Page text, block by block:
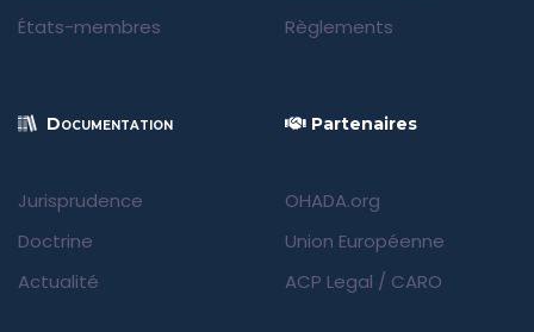
États-membres
Règlements
Documentation
Jurisprudence
Doctrine
Actualité
Partenaires
OHADA.org
Union Européenne
ACP Legal / CARO